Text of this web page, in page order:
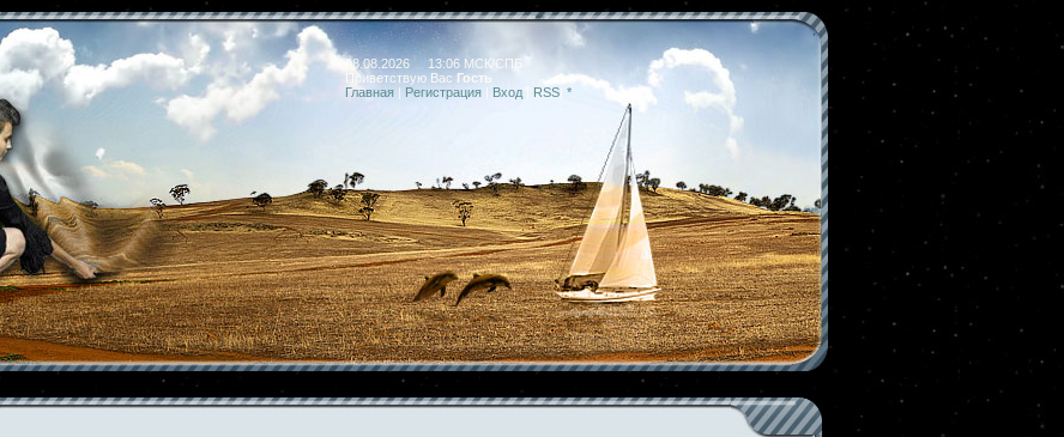
08.08.2026 13:06 МСК/СПБ
Приветствую Вас Гость
Главная | Регистрация | Вход RSS *